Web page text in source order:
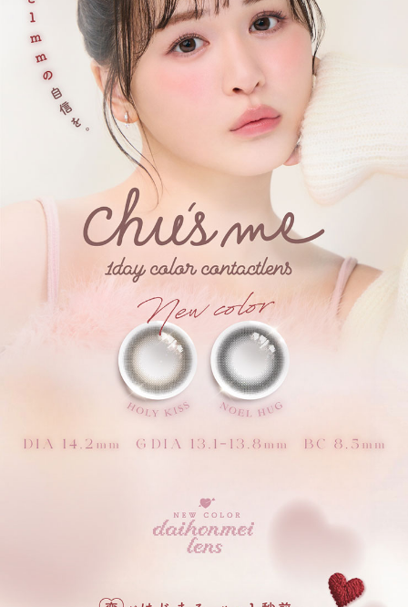
エッセンスベージュ【ESSENCE BEIGE】
うるおいで満ちたみずみずしさ、
うるめきベージュ。
セラムグレー【SERUM GRAY】
じゅわっと瞳にツヤをしのばせる、
ピュアベール【PURE VEIL】
ベールを重ねたような透明感を仕込む、
清純派ブラウン。
グロスブラウン【GLOSS BROWN】
瞳に光が差し込んだようにきらめく、水光ブラウン。
ティアーオリーブ【TEAR OLIVE】
儚く涙目のような瞳を演出する、水光オリーブ。
リリーベージュ【LILY BEIGE】
ときめくようなハッピーオーラをまとう、主役級ベージュ
ムードグレージュ【MOOD GREIGE】
ピーチブラウン【PEACH BROWN】
じゅわっと溶け込む、あざとピンクブラウン
透明感があふれだす、儚げラテベージュ。